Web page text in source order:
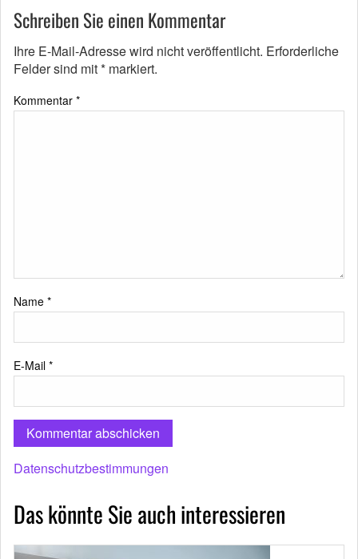
Schreiben Sie einen Kommentar
Ihre E-Mail-Adresse wird nicht veröffentlicht. Erforderliche
Felder sind mit* markiert.
Kommentar *
Name *
E-Mail *
Datenschutzbestimmungen
Das könnte Sie auch interessieren